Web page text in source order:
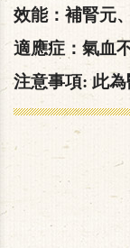
效能：補腎元
適應症：氣血
注意事項: 此